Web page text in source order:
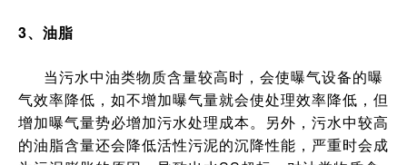
3、油脂
当污水中油类物质含量较高时，会使曝气设备的曝
气效率降低，如不增加曝气量就会使处理效率降低，但
增加曝气量势必增加污水处理成本。另外，污水中较高
的油脂含量还会降低活性污泥的沉降性能，严重时会成